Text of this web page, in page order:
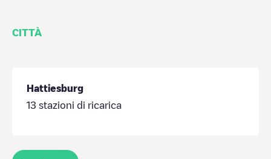
CITTÀ
Hattiesburg
13 stazioni di ricarica